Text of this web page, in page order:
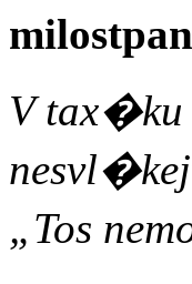
V
„Tos